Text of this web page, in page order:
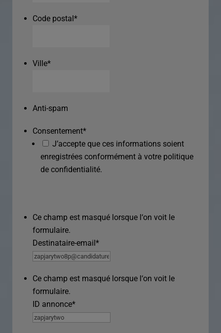
Code postal*
Ville*
Anti-spam
Consentement*
J’accepte que ces informations soient
enregistrées conformément à votre politique
de confidentialité.
Ce champ est masqué lorsque l‘on voit le
formulaire.
Destinataire-email*
Ce champ est masqué lorsque l‘on voit le
formulaire.
ID annonce*